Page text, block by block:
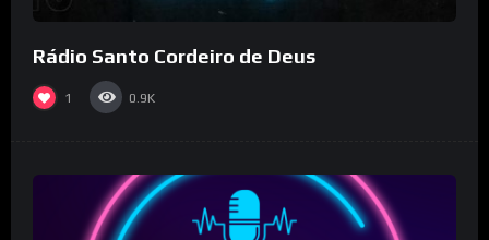
Rádio Santo Cordeiro de Deus
1 0.9K